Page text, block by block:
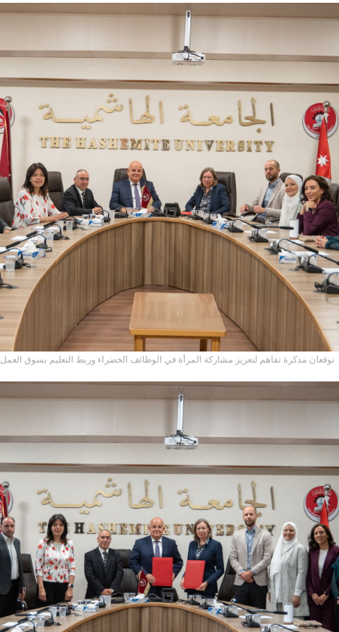
الجامعة الهاشمية و(GIZ) توقعان مذكرة تفاهم لتعزيز مشاركة المرأة في الوظائف الخضراء وربط التعليم بسوق العمل